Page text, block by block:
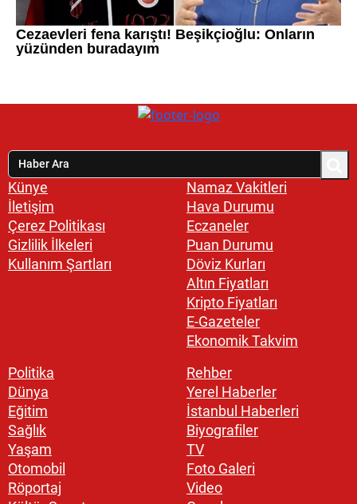
Künye
İletişim
Çerez Politikası
Gizlilik İlkeleri
Kullanım Şartları
Namaz Vakitleri
Hava Durumu
Eczaneler
Puan Durumu
Döviz Kurları
Altın Fiyatları
Kripto Fiyatları
E-Gazeteler
Ekonomik Takvim
Politika
Dünya
Eğitim
Sağlık
Yaşam
Otomobil
Röportaj
Rehber
Yerel Haberler
İstanbul Haberleri
Biyografiler
TV
Foto Galeri
Video